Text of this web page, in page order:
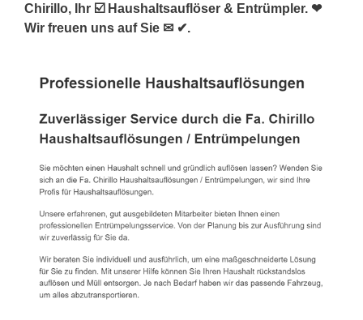
Chirillo, Ihr ☑️ Haushaltsauflöser & Entrümpler. ❤
Wir freuen uns auf Sie ✉ ✔.